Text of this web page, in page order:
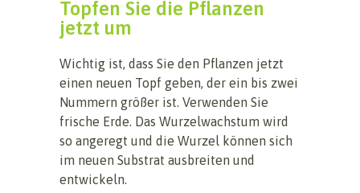
Topfen Sie die Pflanzen
jetzt um
Wichtig ist, dass Sie den Pflanzen jetzt
einen neuen Topf geben, der ein bis zwei
Nummern größer ist. Verwenden Sie
frische Erde. Das Wurzelwachstum wird
so angeregt und die Wurzel können sich
im neuen Substrat ausbreiten und
entwickeln.